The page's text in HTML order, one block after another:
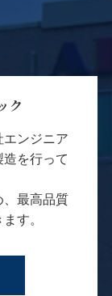
ク
ンジニア
を行って
、最高品質
す。